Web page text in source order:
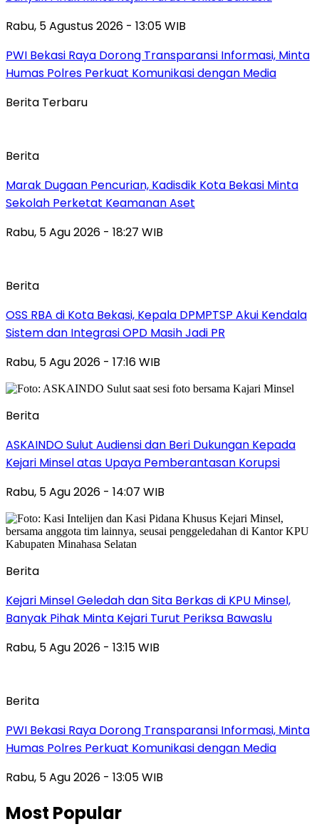
Rabu, 5 Agustus 2026 - 13:05 WIB
PWI Bekasi Raya Dorong Transparansi Informasi, Minta
Humas Polres Perkuat Komunikasi dengan Media
Berita Terbaru
Berita
‎Marak Dugaan Pencurian, Kadisdik Kota Bekasi Minta
Sekolah Perketat Keamanan Aset
Rabu, 5 Agu 2026 - 18:27 WIB
Berita
‎OSS RBA di Kota Bekasi, Kepala DPMPTSP Akui Kendala
Sistem dan Integrasi OPD Masih Jadi PR
Rabu, 5 Agu 2026 - 17:16 WIB
Berita
ASKAINDO Sulut Audiensi dan Beri Dukungan Kepada
Kejari Minsel atas Upaya Pemberantasan Korupsi
Rabu, 5 Agu 2026 - 14:07 WIB
Berita
Kejari Minsel Geledah dan Sita Berkas di KPU Minsel,
Banyak Pihak Minta Kejari Turut Periksa Bawaslu
Rabu, 5 Agu 2026 - 13:15 WIB
Berita
PWI Bekasi Raya Dorong Transparansi Informasi, Minta
Humas Polres Perkuat Komunikasi dengan Media
Rabu, 5 Agu 2026 - 13:05 WIB
Most Popular